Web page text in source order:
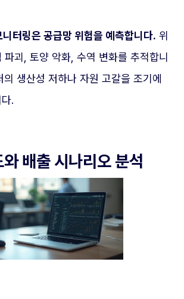
터링은 공급망 위험을 예측합니다. 위
파괴, 토양 악화, 수역 변화를 추적합니
의 생산성 저하나 자원 고갈을 조기에
.
배출 시나리오 분석